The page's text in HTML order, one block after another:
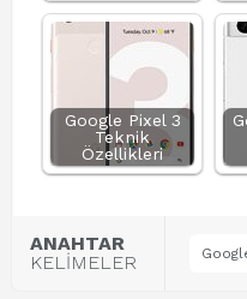
Google Pixel 3
Teknik
Özellikleri
ANAHTAR
KELİMELER